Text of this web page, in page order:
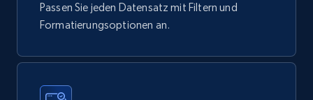
Passen Sie jeden Datensatz mit Filtern und
Formatierungsoptionen an.